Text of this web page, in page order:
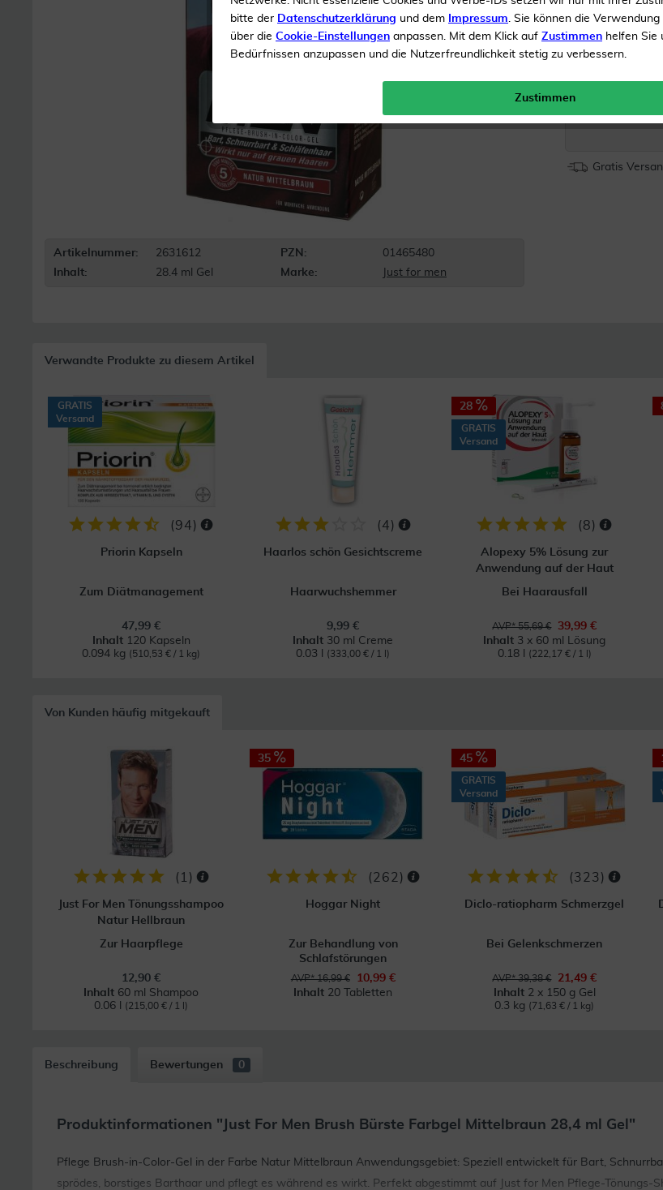
Einfache
Hält bis zu 6
Artikelnummer: 2631612 PZN:
01465480
Inhalt:
28.4 ml Gel Marke: Just for men
Inhalt28.4
Gratis
Verwandte Produkte zu diesem Artikel
GRATIS
Versand
(94)
Priorin Kapseln
Zum Diätmanagement
47,99 €
Inhalt 120 Kapseln
0.094 kg (510,53 € / 1 kg)
(4)
Haarlos schön Gesichtscreme
Haarwuchshemmer
9,99 €
Inhalt 30 ml Creme
0.03 l
(333,00 € / 1 l)
28
GRATIS
Versand
(8)
Alopexy 5% Lösung zur
Anwendung auf der Haut
Bei Haarausfall
AVP* 55,69 €
39,99 €
Inhalt 3 x 60 ml Lösung
0.18 l
(222,17 € / 1 l)
Von Kunden häufig mitgekauft
( 1 )
Just For Men Tönungsshampoo
Natur Hellbraun
Zur Haarpflege
12,90 €
Inhalt 60 ml Shampoo
0.06 l
(215,00 € / 1 l)
35
(262 )
Hoggar Night
Zur Behandlung von
Schlafstörungen
AVP* 16,99 €
10,99 €
Inhalt 20 Tabletten
45
GRATIS
Versand
(323)
Diclo-ratiopharm Schmerzgel
Bei Gelenkschmerzen
AVP* 39,38 €
21,49 €
Inhalt 2 x 150 g Gel
0.3 kg (71,63 € / 1 kg)
Beschreibung Bewertungen 0
Produktinformationen "Just For Men Brush Bürste Farbgel Mittelbraun 28,4 ml Gel"
Pflege Brush-in-Color-Gel in der Farbe Natur Mittelbraun Anwendungsgebiet: Speziell entwickelt für Bart,
sprödes, borstiges Barthaar und pflegt es während es wirkt. Perfekt abgestimmt auf Just for Men Pflege-Tönungs-
bitte der Datenschutzerklärung und dem Impressum. Sie können die Verwendung
über die Cookie-Einstellungen anpassen. Mit dem Klick auf Zustimmen helfen Sie
Bedürfnissen anzupassen und die Nutzerfreundlichkeit stetig zu verbessern.
Zustimmen